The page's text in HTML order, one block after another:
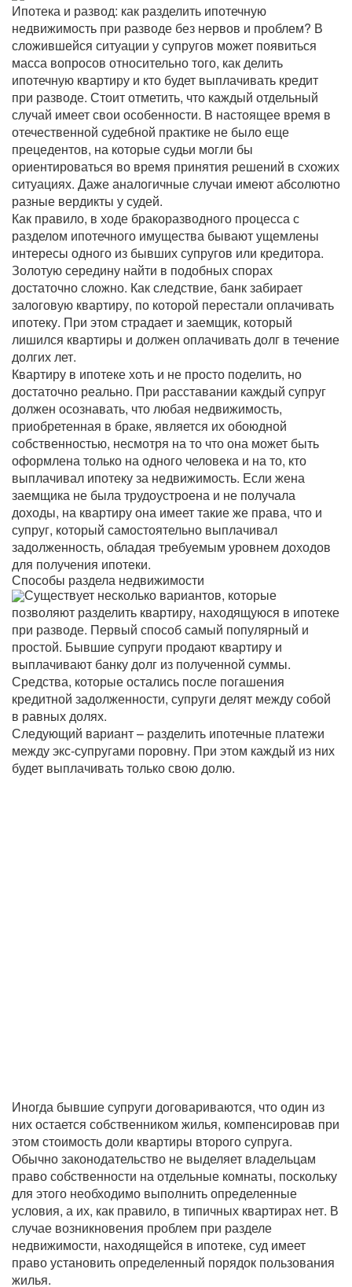
Ипотека и развод: как разделить ипотечную
недвижимость при разводе без нервов и проблем? В
сложившейся ситуации у супругов может появиться
масса вопросов относительно того, как делить
ипотечную квартиру и кто будет выплачивать кредит
при разводе. Стоит отметить, что каждый отдельный
случай имеет свои особенности. В настоящее время в
отечественной судебной практике не было еще
прецедентов, на которые судьи могли бы
ориентироваться во время принятия решений в схожих
ситуациях. Даже аналогичные случаи имеют абсолютно
разные вердикты у судей.
Как правило, в ходе бракоразводного процесса с
разделом ипотечного имущества бывают ущемлены
интересы одного из бывших супругов или кредитора.
Золотую середину найти в подобных спорах
достаточно сложно. Как следствие, банк забирает
залоговую квартиру, по которой перестали оплачивать
ипотеку. При этом страдает и заемщик, который
лишился квартиры и должен оплачивать долг в течение
долгих лет.
Квартиру в ипотеке хоть и не просто поделить, но
достаточно реально. При расставании каждый супруг
должен осознавать, что любая недвижимость,
приобретенная в браке, является их обоюдной
собственностью, несмотря на то что она может быть
оформлена только на одного человека и на то, кто
выплачивал ипотеку за недвижимость. Если жена
заемщика не была трудоустроена и не получала
доходы, на квартиру она имеет такие же права, что и
супруг, который самостоятельно выплачивал
задолженность, обладая требуемым уровнем доходов
для получения ипотеки.
Способы раздела недвижимости
Существует несколько вариантов, которые
позволяют разделить квартиру, находящуюся в ипотеке
при разводе. Первый способ самый популярный и
простой. Бывшие супруги продают квартиру и
выплачивают банку долг из полученной суммы.
Средства, которые остались после погашения
кредитной задолженности, супруги делят между собой
в равных долях.
Следующий вариант – разделить ипотечные платежи
между экс-супругами поровну. При этом каждый из них
будет выплачивать только свою долю.
Иногда бывшие супруги договариваются, что один из
них остается собственником жилья, компенсировав при
этом стоимость доли квартиры второго супруга.
Обычно законодательство не выделяет владельцам
право собственности на отдельные комнаты, поскольку
для этого необходимо выполнить определенные
условия, а их, как правило, в типичных квартирах нет. В
случае возникновения проблем при разделе
недвижимости, находящейся в ипотеке, суд имеет
право установить определенный порядок пользования
жилья.